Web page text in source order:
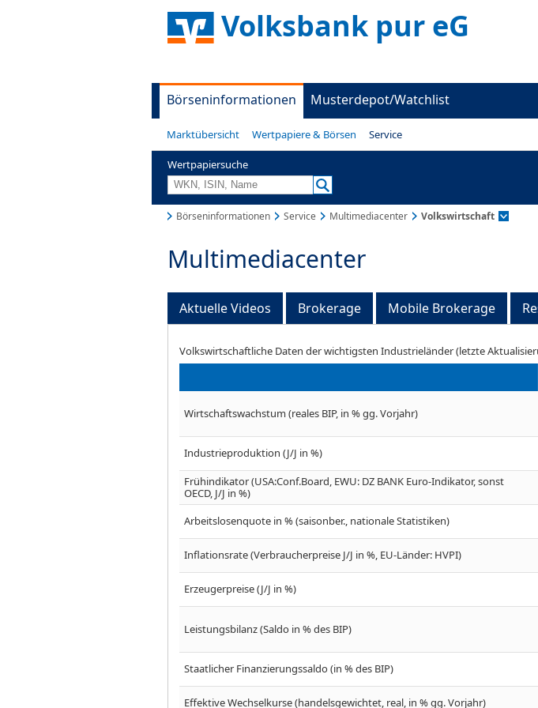
Volksbank pur eG
Börseninformationen Musterdepot/Watchlist
Marktübersicht Wertpapiere & Börsen Service
Wertpapiersuche
Börseninformationen Service Multimediacenter Volkswirtschaft
Multimediacenter
Aktuelle Videos Brokerage Mobile Brokerage
Volkswirtschaftliche Daten der wichtigsten Industrieländer (letzte
Wirtschaftswachstum (reales BIP, in % gg. Vorjahr)
Industrieproduktion (J/J in %)
Frühindikator (USA:Conf.Board, EWU: DZ BANK Euro-Indikator, sonst
OECD, J/J in %)
Arbeitslosenquote in % (saisonber., nationale Statistiken)
Inflationsrate (Verbraucherpreise J/J in %, EU-Länder: HVPI)
Erzeugerpreise (J/J in %)
Leistungsbilanz (Saldo in % des BIP)
Staatlicher Finanzierungssaldo (in % des BIP)
Effektive Wechselkurse (handelsgewichtet, real, in % gg. Vorjahr)